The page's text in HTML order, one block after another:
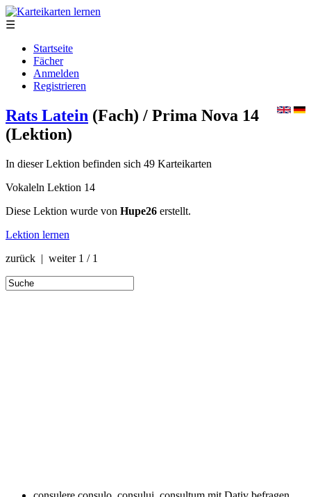
☰
Startseite
Fächer
Anmelden
Registrieren
Rats Latein (Fach) / Prima Nova 14
(Lektion)
In dieser Lektion befinden sich 49 Karteikarten
Vokaleln Lektion 14
Diese Lektion wurde von Hupe26 erstellt.
Lektion lernen
zurück | weiter 1 / 1